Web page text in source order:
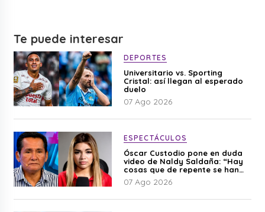
Te puede interesar
DEPORTES
Universitario vs. Sporting
Cristal: así llegan al esperado
duelo
07 Ago 2026
ESPECTÁCULOS
Óscar Custodio pone en duda
video de Naldy Saldaña: “Hay
cosas que de repente se han
editado”
07 Ago 2026